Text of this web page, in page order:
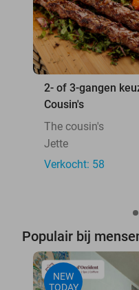
2- of 3-gangen
Cousin's
The cousin's
Jette
Verkocht: 58
Populair bij
NEW
TODAY